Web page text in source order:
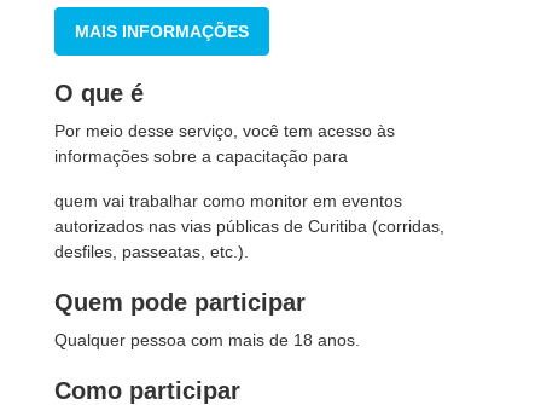
MAIS INFORMAÇÕES
O que é
Por meio desse serviço, você tem acesso às
informações sobre a capacitação para
quem vai trabalhar como monitor em eventos
autorizados nas vias públicas de Curitiba (corridas,
desfiles, passeatas, etc.).
Quem pode participar
Qualquer pessoa com mais de 18 anos.
Como participar